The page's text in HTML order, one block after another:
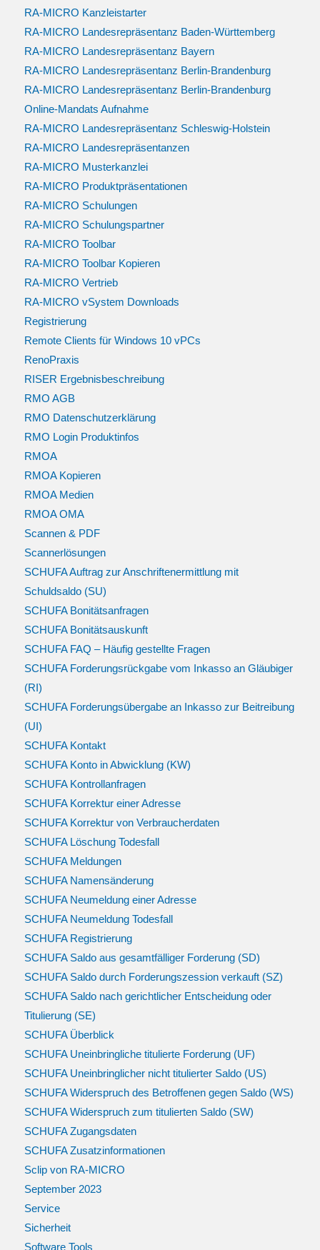
RA-MICRO Kanzleistarter
RA-MICRO Landesrepräsentanz Baden-Württemberg
RA-MICRO Landesrepräsentanz Bayern
RA-MICRO Landesrepräsentanz Berlin-Brandenburg
RA-MICRO Landesrepräsentanz Berlin-Brandenburg
Online-Mandats Aufnahme
RA-MICRO Landesrepräsentanz Schleswig-Holstein
RA-MICRO Landesrepräsentanzen
RA-MICRO Musterkanzlei
RA-MICRO Produktpräsentationen
RA-MICRO Schulungen
RA-MICRO Schulungspartner
RA-MICRO Toolbar
RA-MICRO Toolbar Kopieren
RA-MICRO Vertrieb
RA-MICRO vSystem Downloads
Registrierung
Remote Clients für Windows 10 vPCs
RenoPraxis
RISER Ergebnisbeschreibung
RMO AGB
RMO Datenschutzerklärung
RMO Login Produktinfos
RMOA
RMOA Kopieren
RMOA Medien
RMOA OMA
Scannen & PDF
Scannerlösungen
SCHUFA Auftrag zur Anschriftenermittlung mit
Schuldsaldo (SU)
SCHUFA Bonitätsanfragen
SCHUFA Bonitätsauskunft
SCHUFA FAQ – Häufig gestellte Fragen
SCHUFA Forderungsrückgabe vom Inkasso an Gläubiger
(RI)
SCHUFA Forderungsübergabe an Inkasso zur Beitreibung
(UI)
SCHUFA Kontakt
SCHUFA Konto in Abwicklung (KW)
SCHUFA Kontrollanfragen
SCHUFA Korrektur einer Adresse
SCHUFA Korrektur von Verbraucherdaten
SCHUFA Löschung Todesfall
SCHUFA Meldungen
SCHUFA Namensänderung
SCHUFA Neumeldung einer Adresse
SCHUFA Neumeldung Todesfall
SCHUFA Registrierung
SCHUFA Saldo aus gesamtfälliger Forderung (SD)
SCHUFA Saldo durch Forderungszession verkauft (SZ)
SCHUFA Saldo nach gerichtlicher Entscheidung oder
Titulierung (SE)
SCHUFA Überblick
SCHUFA Uneinbringliche titulierte Forderung (UF)
SCHUFA Uneinbringlicher nicht titulierter Saldo (US)
SCHUFA Widerspruch des Betroffenen gegen Saldo (WS)
SCHUFA Widerspruch zum titulierten Saldo (SW)
SCHUFA Zugangsdaten
SCHUFA Zusatzinformationen
Sclip von RA-MICRO
September 2023
Service
Sicherheit
Software Tools